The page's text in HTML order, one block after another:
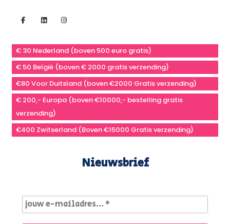
€ 30 Nederland (boven 500 euro gratis)
€ 50 België (boven € 2000 gratis verzending)
€80 Voor Duitsland (boven €2000 Gratis verzending)
€ 200,- Europa (boven €10000,- bestelling gratis
verzending)
€400 Zwitserland (Boven €15000 Gratis verzending)
Nieuwsbrief